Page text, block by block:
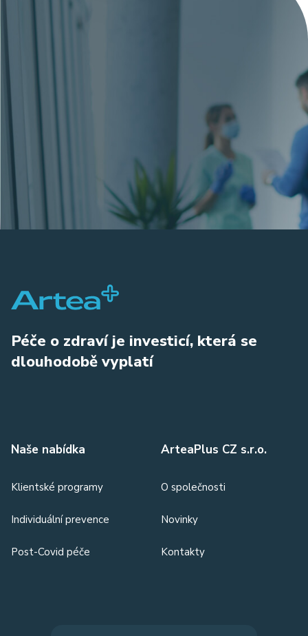
Péče o zdraví je investicí, která se
dlouhodobě vyplatí
Naše nabídka
Klientské programy
Individuální prevence
Post-Covid péče
ArteaPlus CZ s.r.o.
O společnosti
Novinky
Kontakty